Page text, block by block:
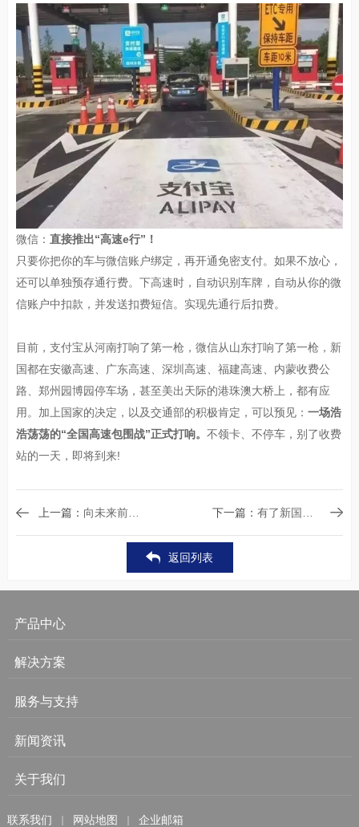
微信：直接推出“高速e行”！
只要你把你的车与微信账户绑定，再开通免密支付。如果不放心，
还可以单独预存通行费。下高速时，自动识别车牌，自动从你的微
信账户中扣款，并发送扣费短信。实现先通行后扣费。
目前，支付宝从河南打响了第一枪，微信从山东打响了第一枪，新
国都在安徽高速、广东高速、深圳高速、福建高速、内蒙收费公
路、郑州园博园停车场，甚至美出天际的港珠澳大桥上，都有应
用。加上国家的决定，以及交通部的积极肯定，可以预见：一场浩
浩荡荡的“全国高速包围战”正式打响。不领卡、不停车，别了收费
站的一天，即将到来!
上一篇： 向未来前行，新国都亮相巴西圣保罗Cards&Future Payment 2018 下一篇： 有了新国都Bi30，再也不怕忘带公交卡
返回列表
产品中心
解决方案
服务与支持
新闻资讯
关于我们
联系我们 网站地图 企业邮箱